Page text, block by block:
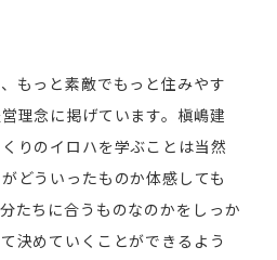
もっと素敵でもっと住みやす
理念に掲げています。槇嶋建
りのイロハを学ぶことは当然
どういったものか体感しても
たちに合うものなのかをしっか
決めていくことができるよう